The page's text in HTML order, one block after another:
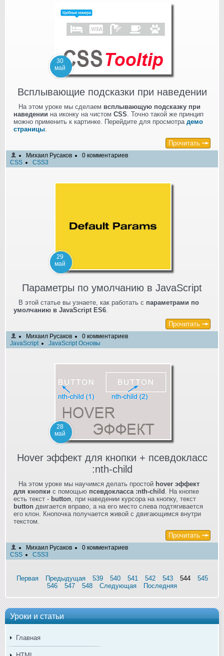
Уроки и статьи
Главная
30
май
Всплывающие подсказки при наведении
На этом уроке мы сделаем всплывающую подсказку при
наведении на иконку на чистом CSS. Точно такой же принцип
можно применить к картинке. Перейдите для просмотра демо
страницы.
Прочитать
Михаил Русаков
0 комментариев
CSS
CSS3
29
май
Параметры по умолчанию в JavaScript
В этой статье вы узнаете, как работать с параметрами по
умолчанию в JavaScript ES6.
Прочитать
Михаил Русаков
0 комментариев
JavaScript
JavaScript Основы
28
май
Hover эффект для кнопки + псевдокласс
:nth-child
На этом уроке мы научимся делать простой hover эффект
для кнопки с помощью псевдокласса :nth-child . На кнопке
есть текст - button, при наведении курсора на кнопку, текст
button двигается вправо, а на его место слева подтягивается
его клон. Кнопочка получается живой с двигающимся внутри
текстом.
Прочитать
Михаил Русаков
0 комментариев
CSS
CSS3
Первая Предыдущая 539 540 541 542 543 544
545
546
547 548 Следующая Последняя